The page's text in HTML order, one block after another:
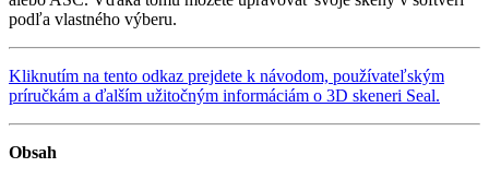
podľa vlastného výberu.
Kliknutím na tento odkaz prejdete k návodom, používateľským
príručkám a ďalším užitočným informáciám o 3D skeneri Seal.
Obsah